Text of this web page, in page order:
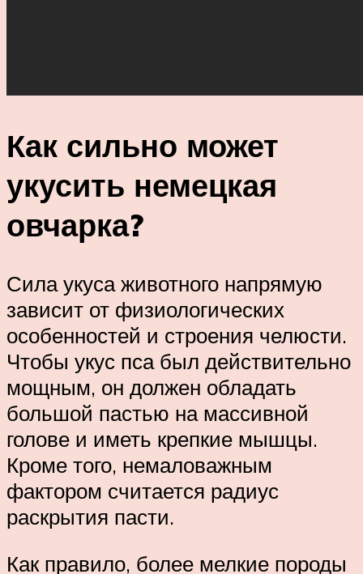
Как сильно может
укусить немецкая
овчарка?
Сила укуса животного напрямую
зависит от физиологических
особенностей и строения челюсти.
Чтобы укус пса был действительно
мощным, он должен обладать
большой пастью на массивной
голове и иметь крепкие мышцы.
Кроме того, немаловажным
фактором считается радиус
раскрытия пасти.
Как правило, более мелкие породы